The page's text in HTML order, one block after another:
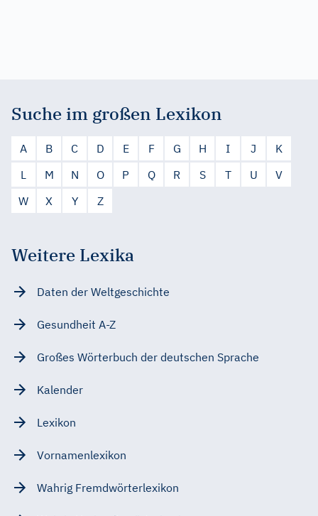
Suche im großen Lexikon
A B C D E F G H I J
K
L
M N O P Q R S T U
V
W
X Y Z
Weitere Lexika
Daten der Weltgeschichte
Gesundheit A-Z
Großes Wörterbuch der deutschen Sprache
Kalender
Lexikon
Vornamenlexikon
Wahrig Fremdwörterlexikon